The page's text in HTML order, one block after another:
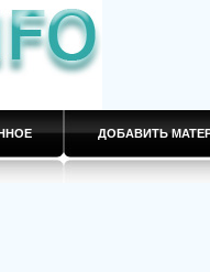
ДОБАВИТЬ